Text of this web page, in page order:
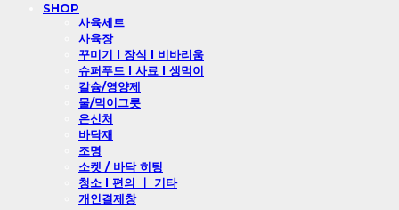
SHOP
사육세트
사육장
꾸미기 l 장식 l 비바리움
슈퍼푸드 l 사료 l 생먹이
칼슘/영양제
물/먹이그릇
은신처
바닥재
조명
소켓 / 바닥 히팅
청소 l 편의 ㅣ 기타
개인결제창